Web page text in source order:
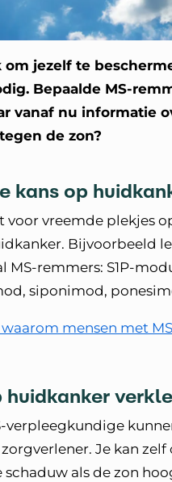
jezelf te
Bepaalde MS-
vanaf nu informatie
de zon?
kans op
voor vreemde plekjes
Bijvoorbeeld
MS-remmers: S1P-
siponimod,
waarom mensen met
verpleegkundige
Je kan
schaduw als de zon